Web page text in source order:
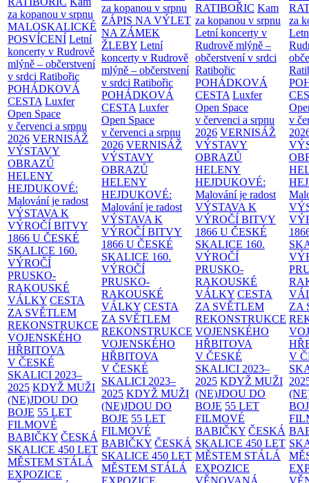
za kopanou v srpnu
MALOSKALICKÉ
POSVÍCENÍ Letní
koncerty v Rudrově
mlýně – občerstvení
v srdci Ratibořic
POHÁDKOVÁ
CESTA Luxfer
Open Space
v červenci a srpnu
2026 VERNISÁŽ
VÝSTAVY
OBRAZŮ
HELENY
HEJDUKOVÉ:
Malování je radost
VÝSTAVA K
VÝROČÍ BITVY
1866 U ČESKÉ
SKALICE 160.
VÝROČÍ
PRUSKO-
RAKOUSKÉ
VÁLKY CESTA
ZA SVĚTLEM
REKONSTRUKCE
VOJENSKÉHO
HŘBITOVA
V ČESKÉ
SKALICI 2023–
2025 KDYŽ MUŽI
(NE)JDOU DO
BOJE 55 LET
FILMOVÉ
BABIČKY ČESKÁ
SKALICE 450 LET
MĚSTEM STÁLÁ
EXPOZICE
za kopanou v srpnu
ZÁPIS NA VÝLET
NA ZÁMEK
ŽLEBY Letní
koncerty v Rudrově
mlýně – občerstvení
v srdci Ratibořic
POHÁDKOVÁ
CESTA Luxfer
Open Space
v červenci a srpnu
2026 VERNISÁŽ
VÝSTAVY
OBRAZŮ
HELENY
HEJDUKOVÉ:
Malování je radost
VÝSTAVA K
VÝROČÍ BITVY
1866 U ČESKÉ
SKALICE 160.
VÝROČÍ
PRUSKO-
RAKOUSKÉ
VÁLKY CESTA
ZA SVĚTLEM
REKONSTRUKCE
VOJENSKÉHO
HŘBITOVA
V ČESKÉ
SKALICI 2023–
2025 KDYŽ MUŽI
(NE)JDOU DO
BOJE 55 LET
FILMOVÉ
BABIČKY ČESKÁ
SKALICE 450 LET
MĚSTEM STÁLÁ
EXPOZICE
RATIBOŘIC Kam
za kopanou v srpnu
Letní koncerty v
Rudrově mlýně –
občerstvení v srdci
Ratibořic
POHÁDKOVÁ
CESTA Luxfer
Open Space
v červenci a srpnu
2026 VERNISÁŽ
VÝSTAVY
OBRAZŮ
HELENY
HEJDUKOVÉ:
Malování je radost
VÝSTAVA K
VÝROČÍ BITVY
1866 U ČESKÉ
SKALICE 160.
VÝROČÍ
PRUSKO-
RAKOUSKÉ
VÁLKY CESTA
ZA SVĚTLEM
REKONSTRUKCE
VOJENSKÉHO
HŘBITOVA
V ČESKÉ
SKALICI 2023–
2025 KDYŽ MUŽI
(NE)JDOU DO
BOJE 55 LET
FILMOVÉ
BABIČKY ČESKÁ
SKALICE 450 LET
MĚSTEM STÁLÁ
EXPOZICE
VĚNOVANÁ
za
v
ZA
V